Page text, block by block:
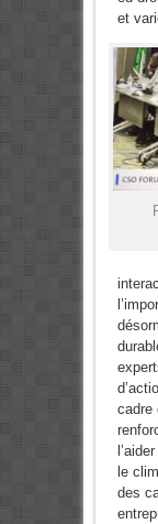
et
cadre
le
des